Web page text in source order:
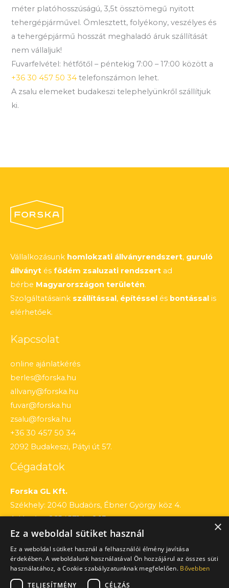
méter platóhosszúságú, 3,5t össztömegű nyitott
tehergépjárművel. Ömlesztett, folyékony, veszélyes és
a tehergépjármű hosszát meghaladó áruk szállítását
nem vállaljuk!
Fuvarfelvétel: hétfőtől – péntekig 7:00 – 17:00 között a
+36 30 457 50 34 telefonszámon lehet.
A zsalu elemeket budakeszi telephelyünkről szállítjuk
ki.
Vállalkozásunk homlokzati állványrendszert, guruló
állványt és födém zsaluzati rendszert ad
bérbe Magyarországon területén.
Szolgáltatásaink szállítással, építéssel és bontással is
elérhetőek.
Kapcsolat
online ajánlatkérés
berles@forska.hu
allvany@forska.hu
fuvar@forska.hu
zsalu@forska.hu
+36 30 457 50 34
2092 Budakeszi, Pátyi út 57.
Cégadatok
Forska GL Kft.
Székhely: 2040 Budaörs, Ébner György köz 4.
Adószám: 26545714 – 2 13
Cégjegyzékszám: 13 – 09 – 195803
Számlaszám: 12010154 – 01660751 – 00100001
×
Ez a weboldal sütiket használ
Ez a weboldal sütiket használ a felhasználói élmény javítása
érdekében. A weboldalunk használatával Ön hozzájárul az összes süti
használatához, a Cookie szabályzatunknak megfelelően. Bővebben
TELJESÍTMÉNY
CÉLZÁS